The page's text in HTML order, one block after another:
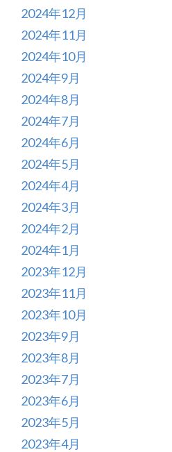
2024年12月
2024年11月
2024年10月
2024年9月
2024年8月
2024年7月
2024年6月
2024年5月
2024年4月
2024年3月
2024年2月
2024年1月
2023年12月
2023年11月
2023年10月
2023年9月
2023年8月
2023年7月
2023年6月
2023年5月
2023年4月